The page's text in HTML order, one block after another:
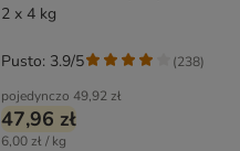
2 x 4 kg
pojedynczo 49,92 zł
47,96 zł
6,00 zł / kg
Pusto: 3.9/5 (238)